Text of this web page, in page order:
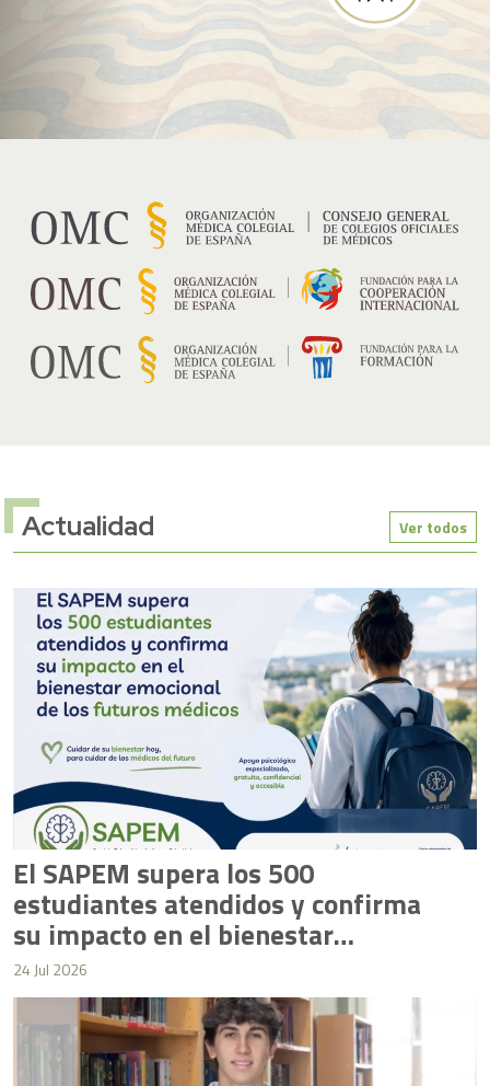
Actualidad Ver todos
El SAPEM supera los 500
estudiantes atendidos y confirma
su impacto en el bienestar
emocional de los futuros médicos
24 Jul 2026